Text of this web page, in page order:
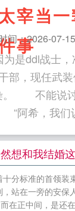
宰当
事
间：2026-07-
为是ddl战士
，现任武装
。 不能说讨
“阿希，我
把阿希当做
表情，最终
” “多久。
” “那……和
想和我结婚
分标准的首领
站在一旁的安
在正中间，是还